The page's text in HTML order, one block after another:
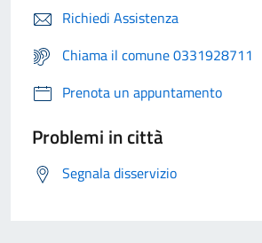
Richiedi Assistenza
Chiama il comune 0331928711
Prenota un appuntamento
Problemi in città
Segnala disservizio